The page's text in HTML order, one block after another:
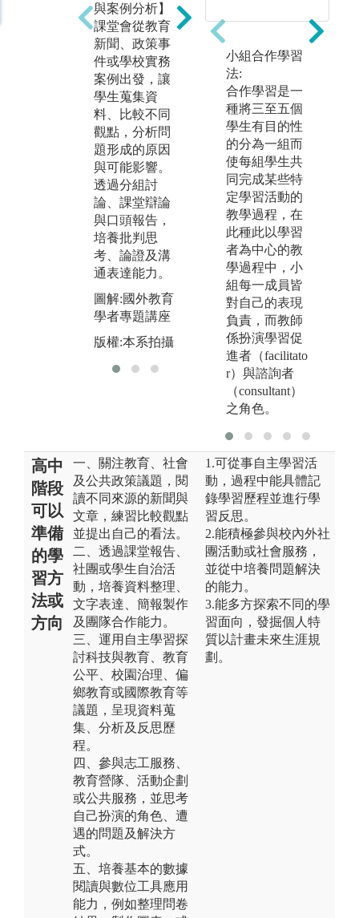
與案例分析】
課堂會從教育
新聞、政策事
件或學校實務
案例出發，讓
學生蒐集資
料、比較不同
觀點，分析問
題形成的原因
與可能影響。
透過分組討
論、課堂辯論
與口頭報告，
培養批判思
考、論證及溝
通表達能力。
圖解:國外教育
學者專題講座
版權:本系拍攝
統計、研究方
法及教育大數
據相關課程，
學習閱讀調查
資料、整理資
訊及運用數據
理解教育問
題；也可接觸
AI、數位學
習、STEAM與
教育科技應
用，培養跨領
域及數位實作
能力。
圖解:課堂分組
討論填寫回饋
表
版權:本系拍攝
小組合作學習
法:
合作學習是一
種將三至五個
學生有目的性
的分為一組而
使每組學生共
同完成某些特
定學習活動的
教學過程，在
此種此以學習
者為中心的教
學過程中，小
組每一成員皆
對自己的表現
負責，而教師
係扮演學習促
進者（facilitato
r）與諮詢者
（consultant）
之角色。
高中
階段
可以
準備
的學
習方
法或
方向
一、關注教育、社會
及公共政策議題，閱
讀不同來源的新聞與
文章，練習比較觀點
並提出自己的看法。
二、透過課堂報告、
社團或學生自治活
動，培養資料整理、
文字表達、簡報製作
及團隊合作能力。
三、運用自主學習探
討科技與教育、教育
公平、校園治理、偏
鄉教育或國際教育等
議題，呈現資料蒐
集、分析及反思歷
程。
四、參與志工服務、
教育營隊、活動企劃
或公共服務，並思考
自己扮演的角色、遭
遇的問題及解決方
式。
五、培養基本的數據
閱讀與數位工具應用
能力，例如整理問卷
1.可從事自主學習活
動，過程中能具體記
錄學習歷程並進行學
習反思。
2.能積極參與校內外社
團活動或社會服務，
並從中培養問題解決
的能力。
3.能多方探索不同的學
習面向，發掘個人特
質以計畫未來生涯規
劃。